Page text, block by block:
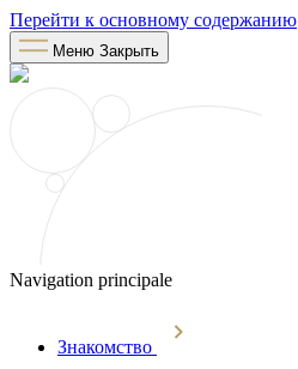
Перейти к основному содержанию
Меню Закрыть
Navigation principale
Знакомство